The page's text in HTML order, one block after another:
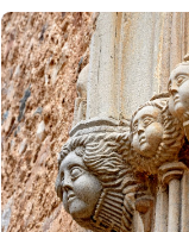
Complementen el
sobre pilastres.
Curiositats
A la segona meitat del
urbà es traslladà